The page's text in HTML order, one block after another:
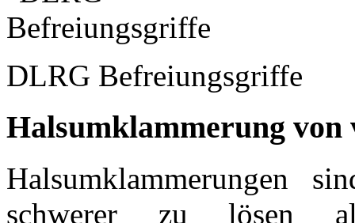
DLRG Befreiungsgriffe
Halsumklammerung von
Halsumklammerungen
schwerer zu lösen